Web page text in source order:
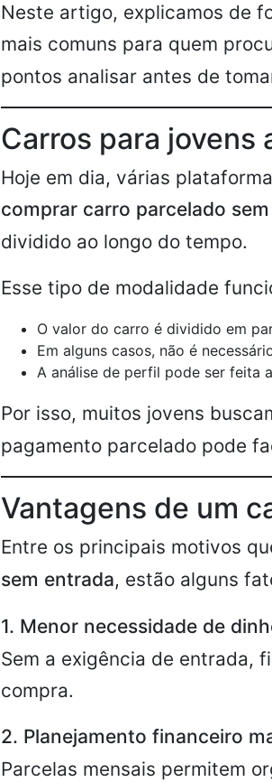
Neste artigo, explicamos de
mais comuns para quem
pontos analisar antes de
Carros para jovens
Hoje em dia, várias
comprar carro parcelado
dividido ao longo do tempo.
Esse tipo de modalidade
O valor do carro é dividido em
Em alguns casos, não é
A análise de perfil pode ser feita
Por isso, muitos jovens
pagamento parcelado pode
Vantagens de um
Entre os principais motivos
sem entrada, estão alguns
1. Menor necessidade de
Sem a exigência de entrada,
compra.
2. Planejamento financeiro
Parcelas mensais permitem